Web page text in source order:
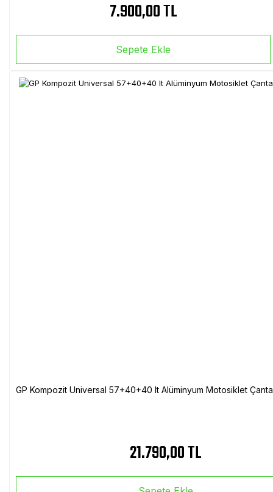
7.900,00 TL
Sepete Ekle
GP Kompozit Universal 57+40+40 lt Alüminyum Motosiklet
21.790,00 TL